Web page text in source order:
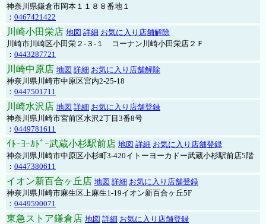
神奈川県鎌倉市岡本１１８８番地１
： 0467421422
川崎小田栄店 地図 詳細 お気に入り店舗解除
川崎市川崎区小田栄２‐３‐１ コーナン川崎小田栄店２Ｆ
： 0443287721
川崎中原店 地図 詳細 お気に入り店舗解除
神奈川県川崎市中原区宮内2-25-18
： 0447501711
川崎水沢店 地図 詳細 お気に入り店舗登録
神奈川県川崎市宮前区水沢2丁目3番8号
： 0449781611
ｲﾄｰﾖｰｶﾄﾞｰ武蔵小杉駅前店 地図 詳細 お気に入り店舗登録
神奈川県川崎市中原区小杉町3-420イトーヨーカドー武蔵小杉駅前店5階
： 0447380611
イオン新百合ヶ丘店 地図 詳細 お気に入り店舗登録
神奈川県川崎市麻生区上麻生1-19イオン新百合ヶ丘5F
： 0449590071
東急ストア鎌倉店 地図 詳細 お気に入り店舗登録